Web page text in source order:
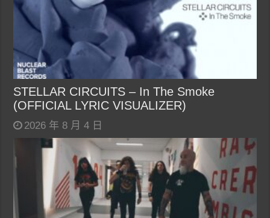
STELLAR CIRCUITS – In The Smoke
(OFFICIAL LYRIC VISUALIZER)
2026 年 8 月 4 日